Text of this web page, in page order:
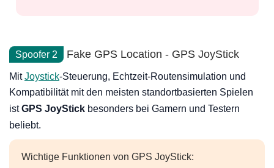
Spoofer 2 Fake GPS Location - GPS JoyStick
MitJoystick-Steuerung, Echtzeit-Routensimulation und
Kompatibilität mit den meisten standortbasierten Spielen
istGPS JoyStick besonders bei Gamern und Testern
beliebt.
Wichtige Funktionen von GPS JoyStick: